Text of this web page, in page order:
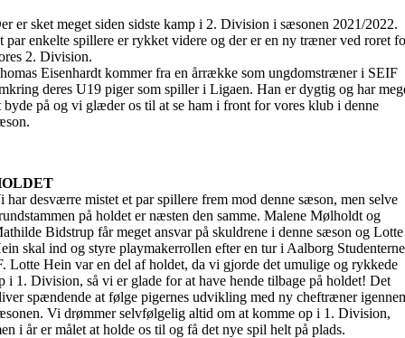
er sket meget siden sidste kamp i 2. Division i sæsonen 2021/2022.
par enkelte spillere er rykket videre og der er en ny træner ved roret
2. Division.
Eisenhardt kommer fra en årrække som ungdomstræner i SEIF
deres U19 piger som spiller i Ligaen. Han er dygtig og har
byde på og vi glæder os til at se ham i front for vores klub i denne
har desværre mistet et par spillere frem mod denne sæson, men selve
på holdet er næsten den samme. Malene Mølholdt og
Bidstrup får meget ansvar på skuldrene i denne sæson og Lotte
skal ind og styre playmakerrollen efter en tur i Aalborg
Lotte Hein var en del af holdet, da vi gjorde det umulige og rykkede
i 1. Division, så vi er glade for at have hende tilbage på holdet! Det
spændende at følge pigernes udvikling med ny cheftræner
Vi drømmer selvfølgelig altid om at komme op i 1. Division,
i år er målet at holde os til og få det nye spil helt på plads.